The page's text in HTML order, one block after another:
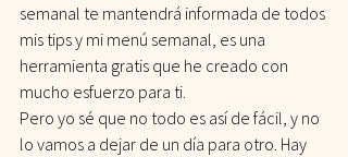
semanal te mantendrá informada de todos
mis tips y mi menú semanal, es una
herramienta gratis que he creado con
mucho esfuerzo para ti.
Pero yo sé que no todo es así de fácil, y no
lo vamos a dejar de un día para otro. Hay